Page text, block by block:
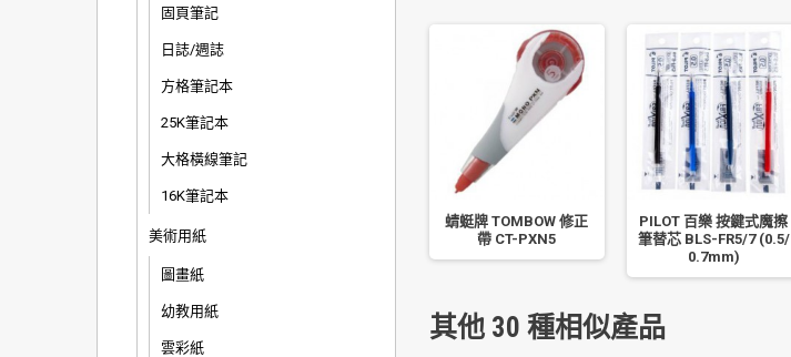
固頁筆記
日誌/週誌
方格筆記本
25K筆記本
大格橫線筆記
16K筆記本
美術用紙
圖畫紙
幼教用紙
雲彩紙
蜻蜓牌 TOMBOW 修正
帶 CT-PXN5
PILOT 百樂 按鍵式魔擦
筆替芯 BLS-FR5/7 (0.5/
0.7mm)
其他 30 種相似產品